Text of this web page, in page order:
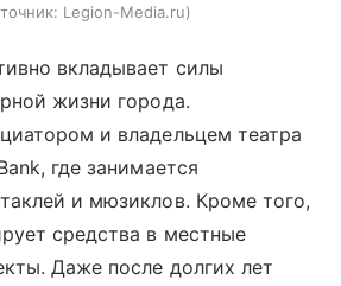
Legion-Media.ru
вкладывает силы
жизни города.
и владельцем театра
где занимается
и мюзиклов. Кроме того,
средства в местные
Даже после долгих лет